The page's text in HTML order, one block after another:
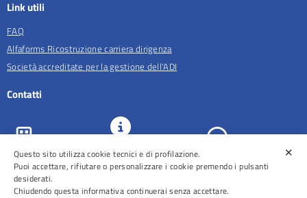
Link utili
FAQ
Alfaforms Ricostruzione carriera dirigenza
Società accreditate per la gestione dell'ADI
Contatti
ASL Roma 5
URP e
Comunicazione
Prenotazioni
✕
Questo sito utilizza cookie tecnici e di profilazione.
Puoi accettare, rifiutare o personalizzare i cookie premendo i pulsanti
desiderati.
Chiudendo questa informativa continuerai senza accettare.